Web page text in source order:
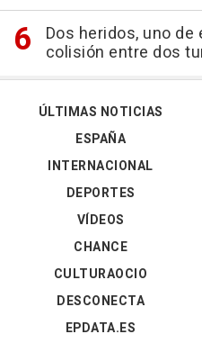
Dos heridos, uno
colisión entre dos
ÚLTIMAS NOTICIAS
ESPAÑA
INTERNACIONAL
DEPORTES
VÍDEOS
CHANCE
CULTURAOCIO
DESCONECTA
EPDATA.ES